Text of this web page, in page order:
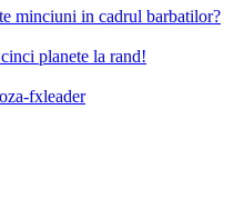
minciuni in cadrul barbatilor?
planete la rand!